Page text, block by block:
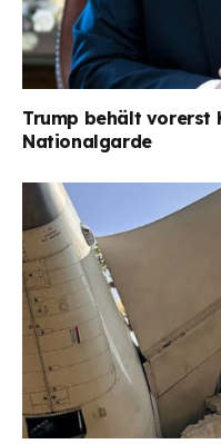
Trump behält vorerst
Nationalgarde